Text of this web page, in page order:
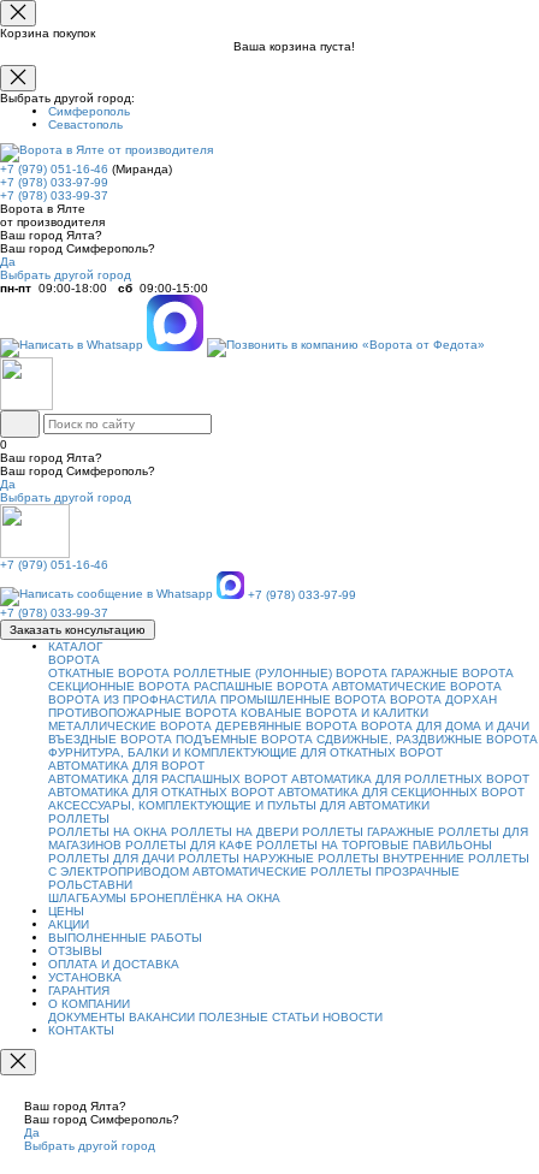
Корзина покупок
Ваша корзина пуста!
Выбрать другой город:
Симферополь
Севастополь
+7 (979) 051-16-46 (Миранда)
+7 (978) 033-97-99
+7 (978) 033-99-37
Ворота в Ялте
от производителя
Ваш город Ялта?
Ваш город Симферополь?
Да
Выбрать другой город
пн-пт 09:00-18:00 сб 09:00-15:00
0
Ваш город Ялта?
Ваш город Симферополь?
Да
Выбрать другой город
+7 (979) 051-16-46
+7 (978) 033-97-99
+7 (978) 033-99-37
Заказать консультацию
КАТАЛОГ
ВОРОТА
ОТКАТНЫЕ ВОРОТА РОЛЛЕТНЫЕ (РУЛОННЫЕ) ВОРОТА ГАРАЖНЫЕ ВОРОТА
СЕКЦИОННЫЕ ВОРОТА РАСПАШНЫЕ ВОРОТА АВТОМАТИЧЕСКИЕ ВОРОТА
ВОРОТА ИЗ ПРОФНАСТИЛА ПРОМЫШЛЕННЫЕ ВОРОТА ВОРОТА ДОРХАН
ПРОТИВОПОЖАРНЫЕ ВОРОТА КОВАНЫЕ ВОРОТА И КАЛИТКИ
МЕТАЛЛИЧЕСКИЕ ВОРОТА ДЕРЕВЯННЫЕ ВОРОТА ВОРОТА ДЛЯ ДОМА И ДАЧИ
ВЪЕЗДНЫЕ ВОРОТА ПОДЪЕМНЫЕ ВОРОТА СДВИЖНЫЕ, РАЗДВИЖНЫЕ ВОРОТА
ФУРНИТУРА, БАЛКИ И КОМПЛЕКТУЮЩИЕ ДЛЯ ОТКАТНЫХ ВОРОТ
АВТОМАТИКА ДЛЯ ВОРОТ
АВТОМАТИКА ДЛЯ РАСПАШНЫХ ВОРОТ АВТОМАТИКА ДЛЯ РОЛЛЕТНЫХ ВОРОТ
АВТОМАТИКА ДЛЯ ОТКАТНЫХ ВОРОТ АВТОМАТИКА ДЛЯ СЕКЦИОННЫХ ВОРОТ
АКСЕССУАРЫ, КОМПЛЕКТУЮЩИЕ И ПУЛЬТЫ ДЛЯ АВТОМАТИКИ
РОЛЛЕТЫ
РОЛЛЕТЫ НА ОКНА РОЛЛЕТЫ НА ДВЕРИ РОЛЛЕТЫ ГАРАЖНЫЕ РОЛЛЕТЫ ДЛЯ
МАГАЗИНОВ РОЛЛЕТЫ ДЛЯ КАФЕ РОЛЛЕТЫ НА ТОРГОВЫЕ ПАВИЛЬОНЫ
РОЛЛЕТЫ ДЛЯ ДАЧИ РОЛЛЕТЫ НАРУЖНЫЕ РОЛЛЕТЫ ВНУТРЕННИЕ РОЛЛЕТЫ
С ЭЛЕКТРОПРИВОДОМ АВТОМАТИЧЕСКИЕ РОЛЛЕТЫ ПРОЗРАЧНЫЕ
РОЛЬСТАВНИ
ШЛАГБАУМЫ БРОНЕПЛЁНКА НА ОКНА
ЦЕНЫ
АКЦИИ
ВЫПОЛНЕННЫЕ РАБОТЫ
ОТЗЫВЫ
ОПЛАТА И ДОСТАВКА
УСТАНОВКА
ГАРАНТИЯ
О КОМПАНИИ
ДОКУМЕНТЫ ВАКАНСИИ ПОЛЕЗНЫЕ СТАТЬИ НОВОСТИ
КОНТАКТЫ
Ваш город Ялта?
Ваш город Симферополь?
Да
Выбрать другой город